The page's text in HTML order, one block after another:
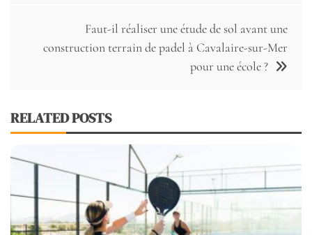
Faut-il réaliser une étude de sol avant une
construction terrain de padel à Cavalaire-sur-Mer
pour une école ?
RELATED POSTS